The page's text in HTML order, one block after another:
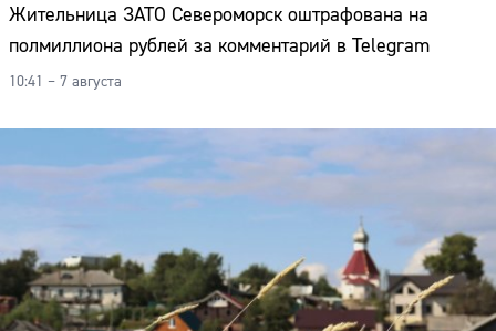
Жительница ЗАТО Североморск оштрафована на
полмиллиона рублей за комментарий в Telegram
10:41 – 7 августа
Сайт: